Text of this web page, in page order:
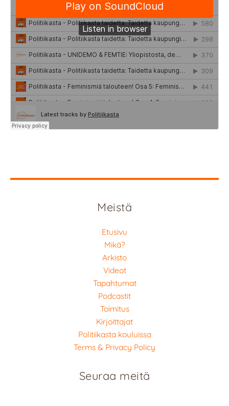
Meistä
Etusivu
Mikä?
Arkisto
Videot
Tapahtumat
Podcastit
Toimitus
Kirjoittajat
Politiikasta kouluissa
Terms & Privacy Policy
Seuraa meitä